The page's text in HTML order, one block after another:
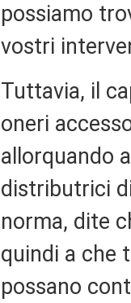
possiamo
vostri
Tuttavia, il
oneri
allorquando
distributrici
norma, dite
quindi a che
possano